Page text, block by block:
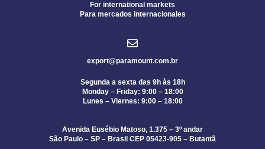
For international markets
Para mercados internacionales
export@paramount.com.br
Segunda a sexta das 9h às 18h
Monday – Friday: 9:00 – 18:00
Lunes – Viernes: 9:00 – 18:00
Avenida Eusébio Matoso, 1.375 – 3º andar
São Paulo – SP – Brasil CEP 05423-905 – Butantã